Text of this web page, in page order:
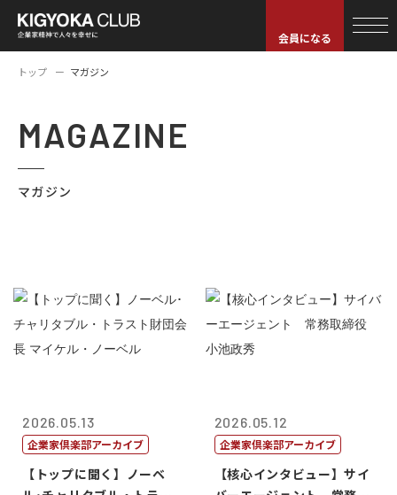
会員になる
トップ マガジン
MAGAZINE
マガジン
2026.05.13
企業家倶楽部アーカイブ
【トップに聞く】ノーベ
2026.05.12
企業家倶楽部アーカイブ
【核心インタビュー】サイ